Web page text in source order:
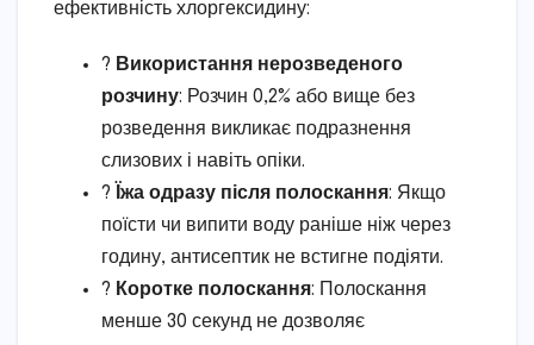
ефективність хлоргексидину:
? Використання нерозведеного
розчину: Розчин 0,2% або вище без
розведення викликає подразнення
слизових і навіть опіки.
?️ Їжа одразу після полоскання: Якщо
поїсти чи випити воду раніше ніж через
годину, антисептик не встигне подіяти.
? Коротке полоскання: Полоскання
менше 30 секунд не дозволяє